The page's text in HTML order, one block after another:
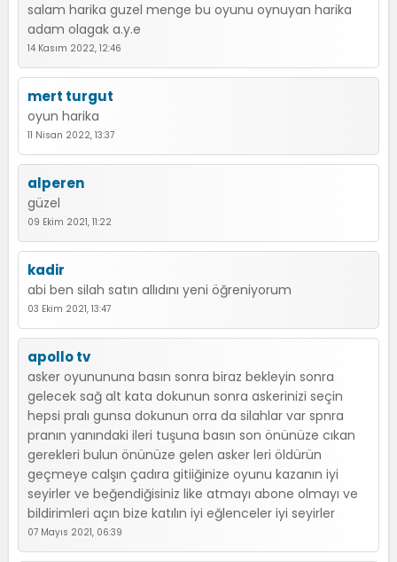
salam harika guzel menge bu oyunu oynuyan harika
adam olagak a.y.e
14 Kasım 2022, 12:46
mert turgut
oyun harika
11 Nisan 2022, 13:37
alperen
güzel
09 Ekim 2021, 11:22
kadir
abi ben silah satın allıdını yeni öğreniyorum
03 Ekim 2021, 13:47
apollo tv
asker oyunununa basın sonra biraz bekleyin sonra
gelecek sağ alt kata dokunun sonra askerinizi seçin
hepsi pralı gunsa dokunun orra da silahlar var spnra
pranın yanındaki ileri tuşuna basın son önünüze cıkan
gerekleri bulun önünüze gelen asker leri öldürün
geçmeye calşın çadıra gitiiğinize oyunu kazanın iyi
seyirler ve beğendiğisiniz like atmayı abone olmayı ve
bildirimleri açın bize katılın iyi eğlenceler iyi seyirler
07 Mayıs 2021, 06:39